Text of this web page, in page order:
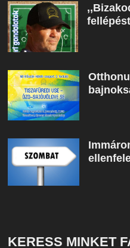
KERESS MINKET